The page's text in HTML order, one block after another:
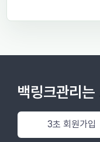
백링크관리는
3초 회원가입